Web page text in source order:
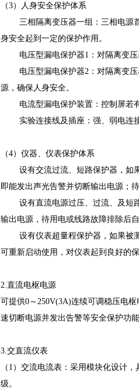
（3）人身安全保护体系
三相隔离变压器一组：三相电源首
身安全起到一定的保护作用。
电压型漏电保护器1：对隔离变压
电压型漏电保护器2：对隔离变压
源，确保人身安全。
电流型漏电保护装置：控制屏若有
实验连接线及插座：强、弱电连接
（4）仪器、仪表保护体系
设有交流过流、短路保护器，如果
即能发出声光告警并切断输出电源；
设有直流电源过压、过流、及短路
输出电源，待用电或线路故障排除后
设有仪表超量程保护器，如果被测
可重新启动使用，对仪表起到良好的保
2.直流电枢电源
可提供0～250V(3A)连续可调稳压电
速切断电源并发出告警等安全保护功能
3.交直流仪表
（1）交流电流表：采用模块化设计
级。